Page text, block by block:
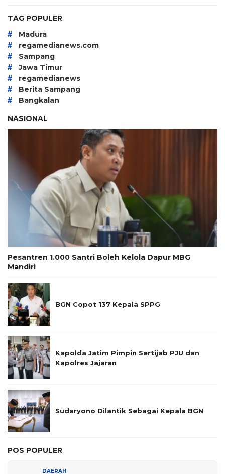
TAG POPULER
# Madura
# regamedianews.com
# Sampang
# Jawa Timur
# regamedianews
# Berita Sampang
#
Bangkalan
NASIONAL
Pesantren 1.000 Santri Boleh Kelola Dapur MBG
Mandiri
BGN Copot 137 Kepala SPPG
Kapolda Jatim Pimpin Sertijab PJU dan
Kapolres Jajaran
Sudaryono Dilantik Sebagai Kepala BGN
POS POPULER
DAERAH